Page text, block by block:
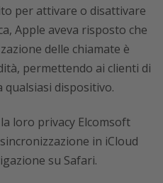
per attivare o disattivare
Apple aveva risposto che
delle chiamate è
permettendo ai clienti di
dispositivo.
loro privacy Elcomsoft
in iCloud
su Safari.